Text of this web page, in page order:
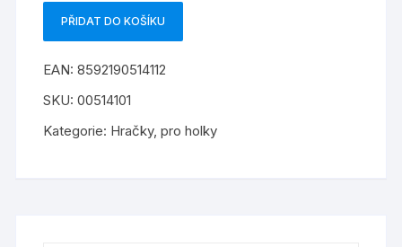
Panenka
hadrová
30cm
mluvící
PŘIDAT DO KOŠÍKU
EAN:8592190514112
SKU:00514101
Kategorie: Hračky,pro holky